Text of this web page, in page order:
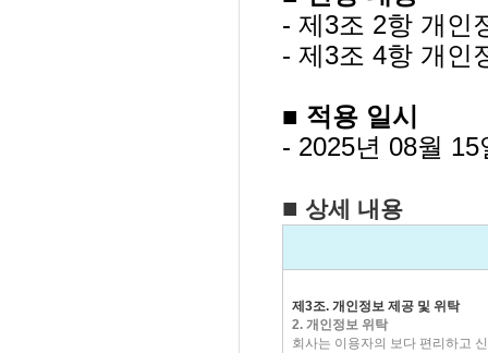
- 제3조 2항 개인
- 제3조 4항 개인
■ 적용 일시
- 2025년 08월 15
■ 상세 내용
제3조. 개인정보 제공 및 위탁
2. 개인정보 위탁
회사는 이용자의 보다 편리하고